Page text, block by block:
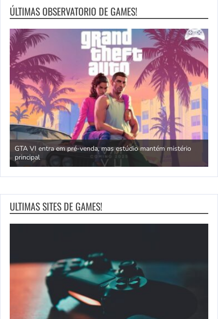
ÚLTIMAS OBSERVATORIO DE GAMES!
GTA VI entra em pré-venda, mas estúdio mantém mistério
principal
ULTIMAS SITES DE GAMES!